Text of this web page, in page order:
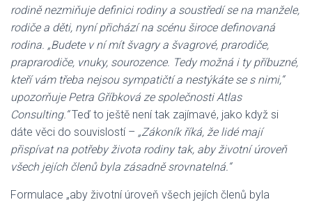
rodině nezmiňuje definici rodiny a soustředí se na manžele,
rodiče a děti, nyní přichází na scénu široce definovaná
rodina. „Budete v ní mít švagry a švagrové, prarodiče,
praprarodiče, vnuky, sourozence. Tedy možná i ty příbuzné,
kteří vám třeba nejsou sympatičtí a nestýkáte se s nimi,“
upozorňuje Petra Gříbková ze společnosti Atlas
Consulting.“Teď to ještě není tak zajímavé, jako když si
dáte věci do souvislostí – „Zákoník říká, že lidé mají
přispívat na potřeby života rodiny tak, aby životní úroveň
všech jejích členů byla zásadně srovnatelná.“
Formulace „aby životní úroveň všech jejích členů byla